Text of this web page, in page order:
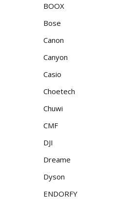
BOOX
Bose
Canon
Canyon
Casio
Choetech
Chuwi
CMF
DJI
Dreame
Dyson
ENDORFY